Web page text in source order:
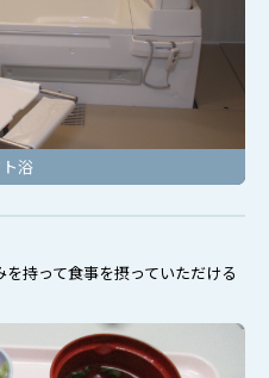
ト浴
持って食事を摂っていただける